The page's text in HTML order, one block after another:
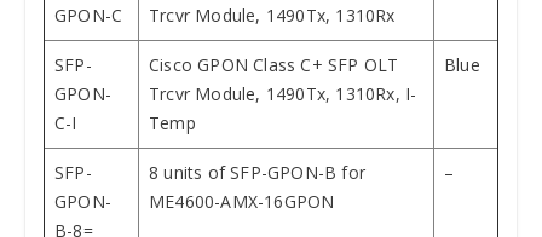
GPON-C
Trcvr Module, 1490Tx, 1310Rx
SFP-
GPON-
C-I
Cisco GPON Class C+ SFP OLT
Trcvr Module, 1490Tx, 1310Rx, I-
Temp
Blue
SFP-
GPON-
B-8=
8 units of SFP-GPON-B for
ME4600-AMX-16GPON
–